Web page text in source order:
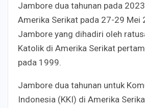
Jambore dua tahunan pada
Amerika Serikat pada 27-29 Mei
Jambore yang dihadiri oleh
Katolik di Amerika Serikat
pada 1999.
Jambore dua tahunan untuk
Indonesia (KKI) di Amerika